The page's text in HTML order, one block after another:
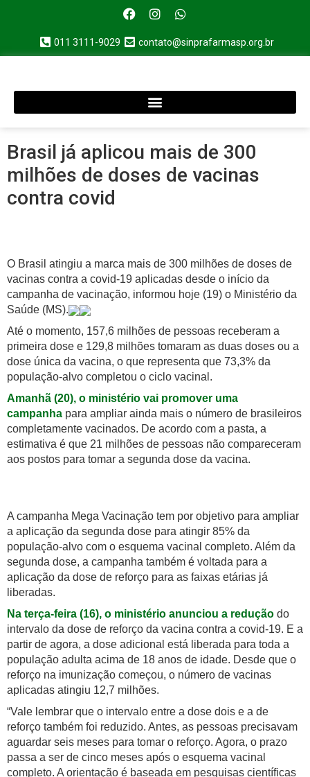
011 3111-9029 contato@sinprafarmasp.org.br
Brasil já aplicou mais de 300
milhões de doses de vacinas
contra covid
O Brasil atingiu a marca mais de 300 milhões de doses de
vacinas contra a covid-19 aplicadas desde o início da
campanha de vacinação, informou hoje (19) o Ministério da
Saúde (MS).
Até o momento, 157,6 milhões de pessoas receberam a
primeira dose e 129,8 milhões tomaram as duas doses ou a
dose única da vacina, o que representa que 73,3% da
população-alvo completou o ciclo vacinal.
Amanhã (20), o ministério vai promover uma
campanha para ampliar ainda mais o número de brasileiros
completamente vacinados. De acordo com a pasta, a
estimativa é que 21 milhões de pessoas não compareceram
aos postos para tomar a segunda dose da vacina.
A campanha Mega Vacinação tem por objetivo para ampliar
a aplicação da segunda dose para atingir 85% da
população-alvo com o esquema vacinal completo. Além da
segunda dose, a campanha também é voltada para a
aplicação da dose de reforço para as faixas etárias já
liberadas.
Na terça-feira (16), o ministério anunciou a redução do
intervalo da dose de reforço da vacina contra a covid-19. E a
partir de agora, a dose adicional está liberada para toda a
população adulta acima de 18 anos de idade. Desde que o
reforço na imunização começou, o número de vacinas
aplicadas atingiu 12,7 milhões.
“Vale lembrar que o intervalo entre a dose dois e a de
reforço também foi reduzido. Antes, as pessoas precisavam
aguardar seis meses para tomar o reforço. Agora, o prazo
passa a ser de cinco meses após o esquema vacinal
completo. A orientação é baseada em pesquisas científicas